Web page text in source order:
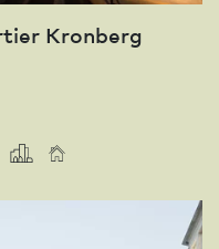
Kronberg